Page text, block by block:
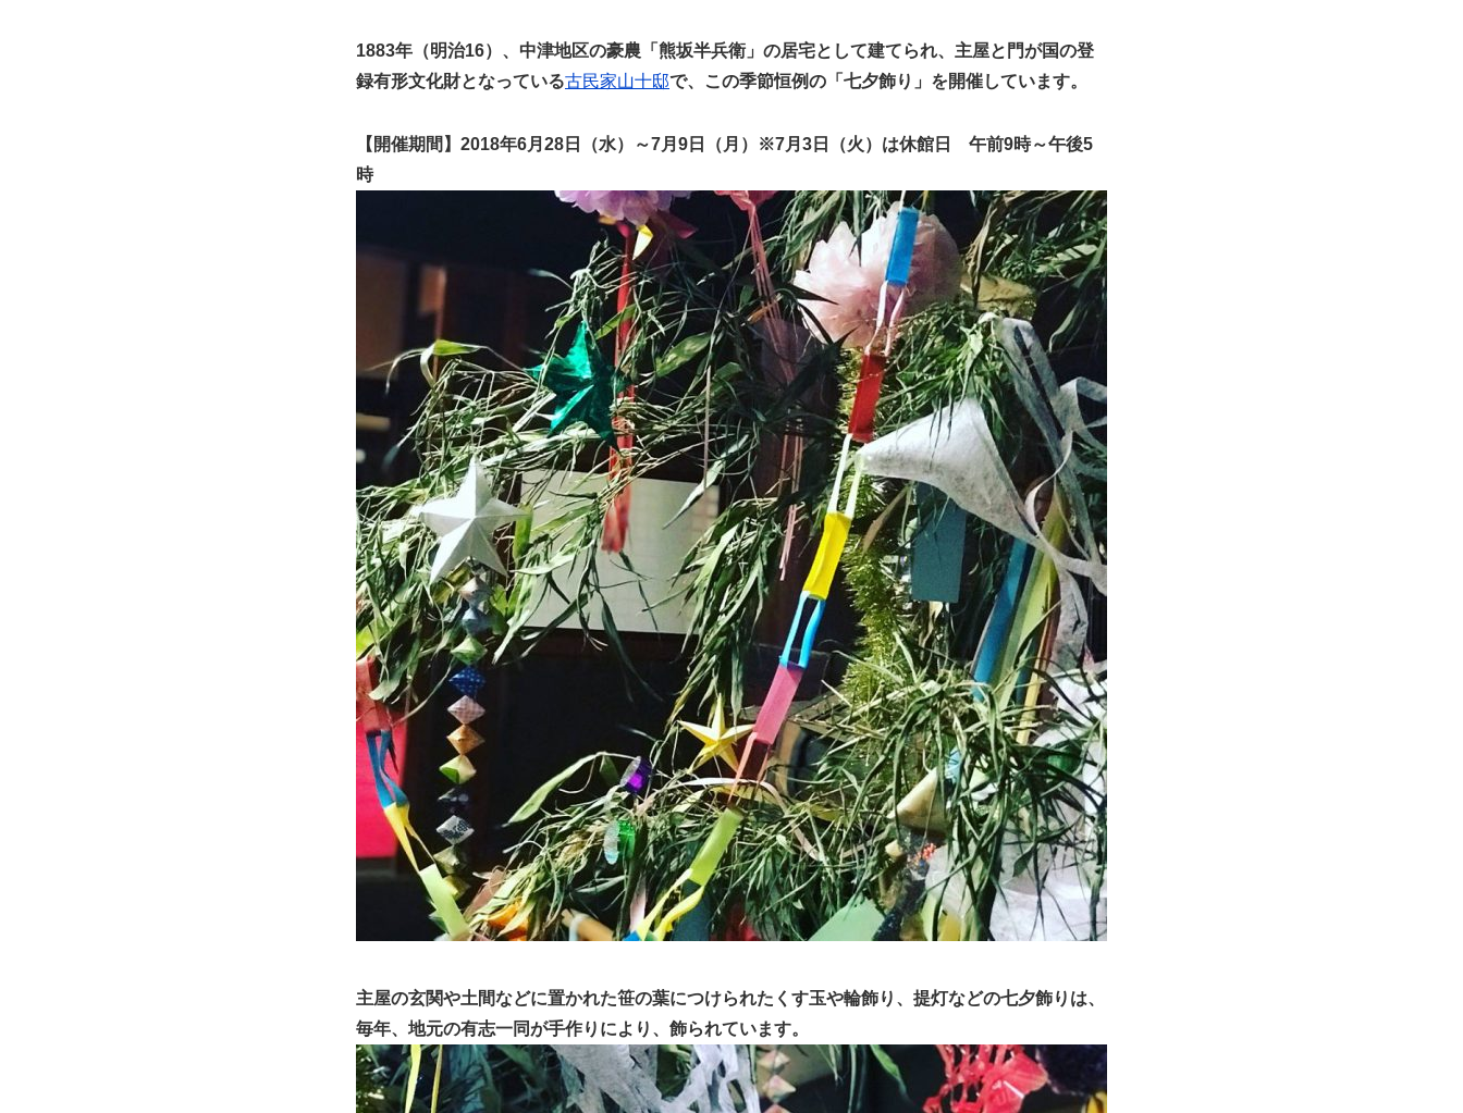
1883年（明治16）、中津地区の豪農「熊坂半兵衛」の居宅として建てられ、主屋と門が国の登
録有形文化財となっている古民家山十邸で、この季節恒例の「七夕飾り」を開催しています。
【開催期間】2018年6月28日（水）～7月9日（月）※7月3日（火）は休館日 午前9時～午後5
時
主屋の玄関や土間などに置かれた笹の葉につけられたくす玉や輪飾り、提灯などの七夕飾りは、
毎年、地元の有志一同が手作りにより、飾られています。